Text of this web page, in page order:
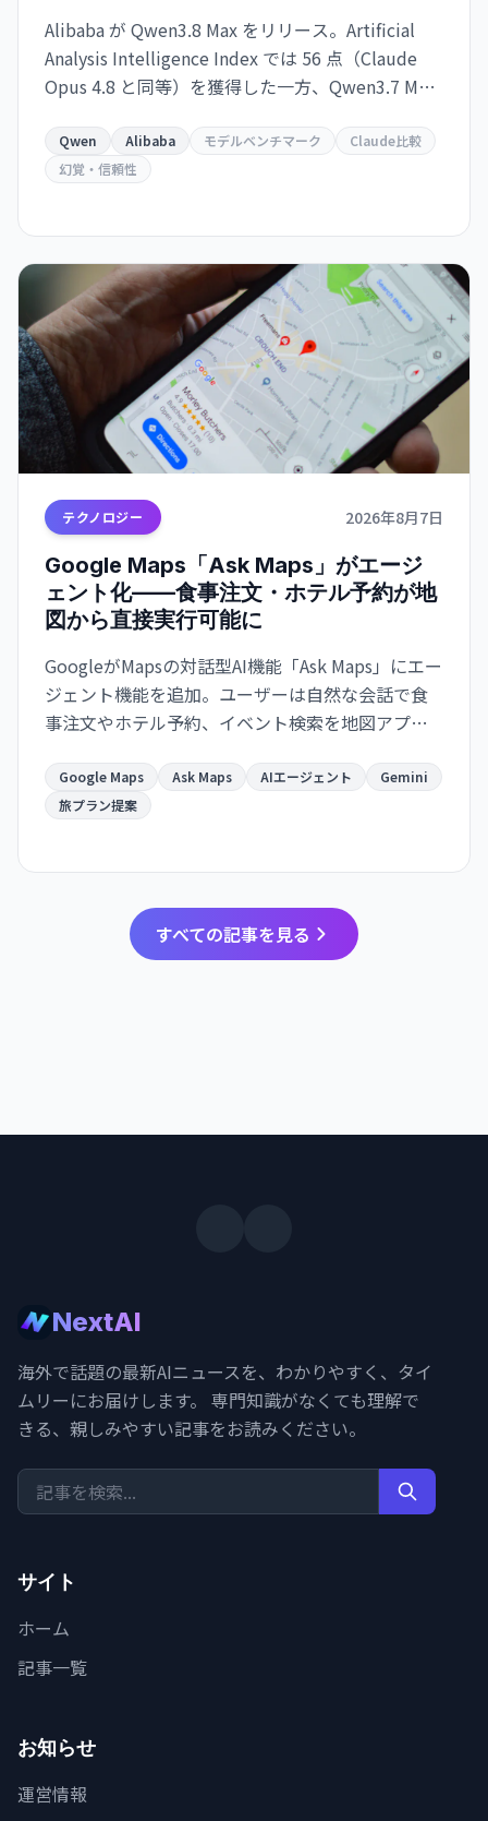
Alibaba が Qwen3.8 Max をリリース。Artificial
Analysis Intelligence Index では 56 点（Claude
Opus 4.8 と同等）を獲得した一方、Qwen3.7 Max
りのコスト効率も悪化し、実用性を疑問視する声
も。
Qwen Alibaba モデルベンチマーク
Claude比較
幻覚・信頼性
テクノロジー 2026年8月7日
Google Maps「Ask Maps」がエージ
ェント化——食事注文・ホテル予約が地
図から直接実行可能に
GoogleがMapsの対話型AI機能「Ask Maps」にエー
ジェント機能を追加。ユーザーは自然な会話で食
事注文やホテル予約、イベント検索を地図アプリ
画がより便利になります。
Google Maps Ask Maps AIエージェント
Gemini
旅プラン提案
すべての記事を見る
NextAI
海外で話題の最新AIニュースを、わかりやすく、タイ
ムリーにお届けします。 専門知識がなくても理解で
きる、親しみやすい記事をお読みください。
サイト
ホーム
記事一覧
お知らせ
運営情報